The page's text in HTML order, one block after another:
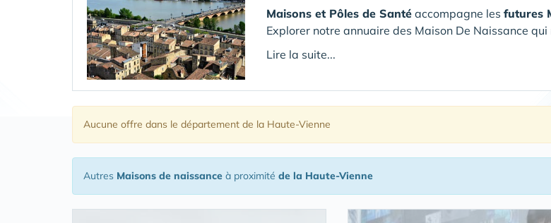
Maisons et Pôles de Santé accompagne les futures
Explorer notre annuaire des Maison De Naissance qui
Lire la suite...
Aucune offre dans le département de la Haute-Vienne
Autres Maisons de naissance à proximité de la Haute-Vienne